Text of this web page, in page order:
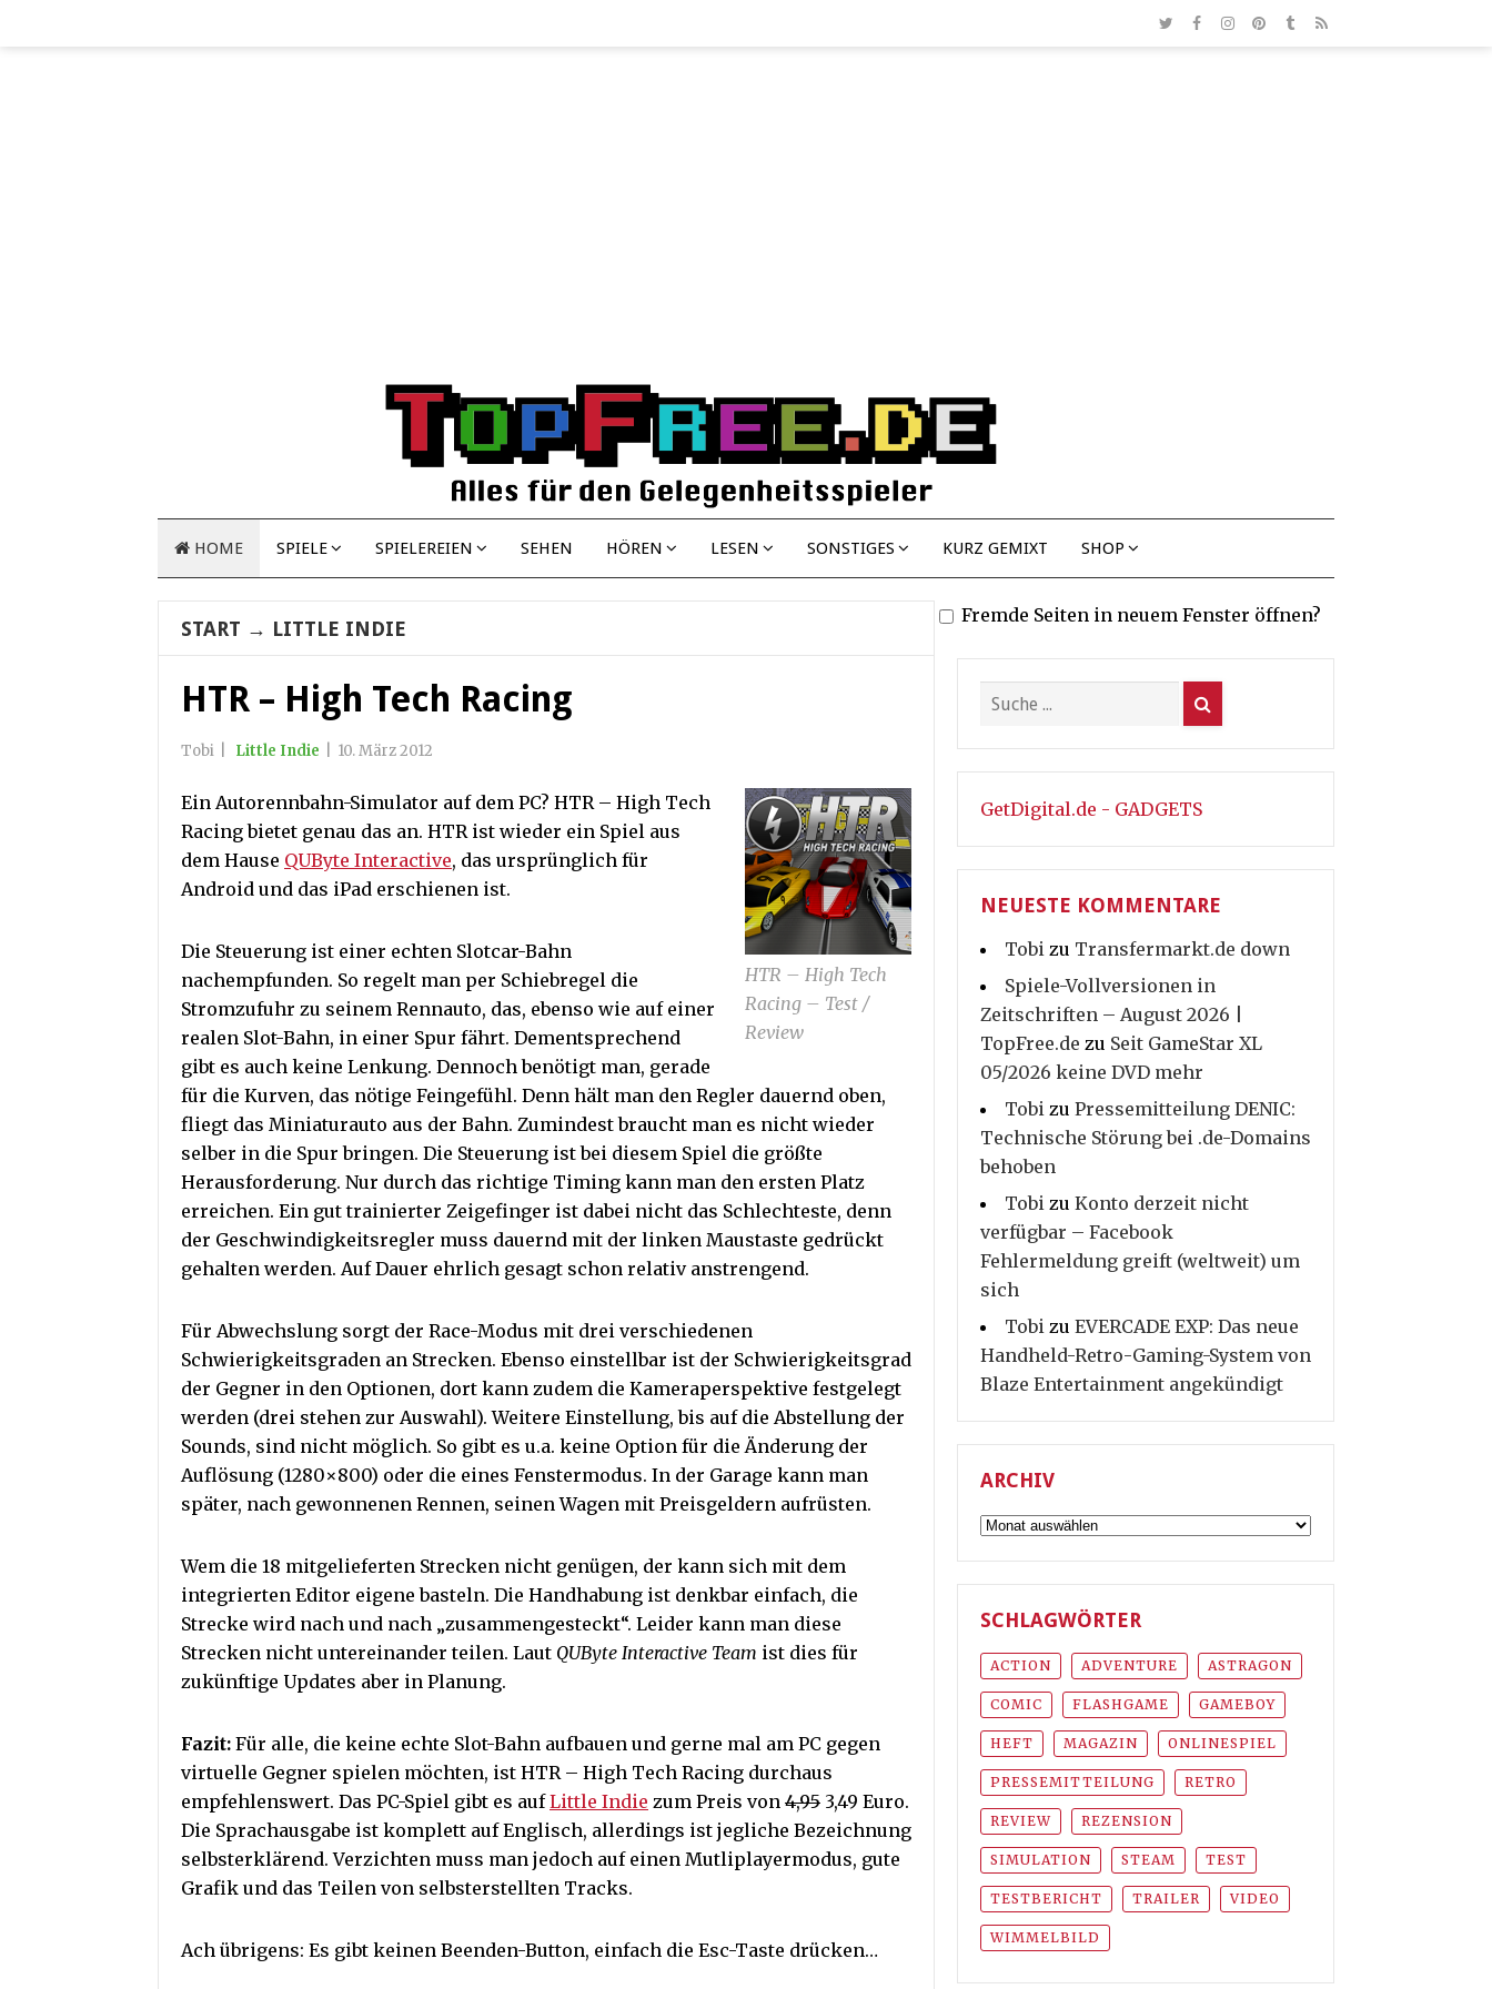
HOME SPIELE SPIELEREIEN SEHEN HÖREN LESEN SONSTIGES KURZ GEMIXT SHOP
START → LITTLE INDIE
HTR – High Tech Racing
Tobi Little Indie 10. März 2012
HTR – High Tech
Racing – Test /
Review
Ein Autorennbahn-Simulator auf dem PC? HTR – High Tech
Racing bietet genau das an. HTR ist wieder ein Spiel aus
dem Hause QUByte Interactive, das ursprünglich für
Android und das iPad erschienen ist.
Die Steuerung ist einer echten Slotcar-Bahn
nachempfunden. So regelt man per Schiebregel die
Stromzufuhr zu seinem Rennauto, das, ebenso wie auf einer
realen Slot-Bahn, in einer Spur fährt. Dementsprechend
gibt es auch keine Lenkung. Dennoch benötigt man, gerade
für die Kurven, das nötige Feingefühl. Denn hält man den Regler dauernd oben,
fliegt das Miniaturauto aus der Bahn. Zumindest braucht man es nicht wieder
selber in die Spur bringen. Die Steuerung ist bei diesem Spiel die größte
Herausforderung. Nur durch das richtige Timing kann man den ersten Platz
erreichen. Ein gut trainierter Zeigefinger ist dabei nicht das Schlechteste, denn
der Geschwindigkeitsregler muss dauernd mit der linken Maustaste gedrückt
gehalten werden. Auf Dauer ehrlich gesagt schon relativ anstrengend.
Für Abwechslung sorgt der Race-Modus mit drei verschiedenen
Schwierigkeitsgraden an Strecken. Ebenso einstellbar ist der Schwierigkeitsgrad
der Gegner in den Optionen, dort kann zudem die Kameraperspektive festgelegt
werden (drei stehen zur Auswahl). Weitere Einstellung, bis auf die Abstellung der
Sounds, sind nicht möglich. So gibt es u.a. keine Option für die Änderung der
Auflösung (1280×800) oder die eines Fenstermodus. In der Garage kann man
später, nach gewonnenen Rennen, seinen Wagen mit Preisgeldern aufrüsten.
Wem die 18 mitgelieferten Strecken nicht genügen, der kann sich mit dem
integrierten Editor eigene basteln. Die Handhabung ist denkbar einfach, die
Strecke wird nach und nach „zusammengesteckt“. Leider kann man diese
Strecken nicht untereinander teilen. Laut QUByte Interactive Team ist dies für
zukünftige Updates aber in Planung.
Fazit: Für alle, die keine echte Slot-Bahn aufbauen und gerne mal am PC gegen
virtuelle Gegner spielen möchten, ist HTR – High Tech Racing durchaus
empfehlenswert. Das PC-Spiel gibt es aufLittle Indie zum Preis von 4,95 3,49 Euro.
Die Sprachausgabe ist komplett auf Englisch, allerdings ist jegliche Bezeichnung
selbsterklärend. Verzichten muss man jedoch auf einen Mutliplayermodus, gute
Grafik und das Teilen von selbsterstellten Tracks.
Ach übrigens: Es gibt keinen Beenden-Button, einfach die Esc-Taste drücken…
Fremde Seiten in neuem Fenster öffnen?
GetDigital.de - GADGETS
NEUESTE KOMMENTARE
Tobi zu Transfermarkt.de down
Spiele-Vollversionen in
Zeitschriften – August 2026 |
TopFree.de zu Seit GameStar XL
05/2026 keine DVD mehr
Tobi zu Pressemitteilung DENIC:
Technische Störung bei .de-Domains
behoben
Tobi zu Konto derzeit nicht
verfügbar – Facebook
Fehlermeldung greift (weltweit) um
sich
Tobi zu EVERCADE EXP: Das neue
Handheld-Retro-Gaming-System von
Blaze Entertainment angekündigt
ARCHIV
Archiv
SCHLAGWÖRTER
ACTION ADVENTURE ASTRAGON
COMIC FLASHGAME GAMEBOY
HEFT MAGAZIN ONLINESPIEL
PRESSEMITTEILUNG RETRO
REVIEW REZENSION
SIMULATION STEAM TEST
TESTBERICHT TRAILER VIDEO
WIMMELBILD